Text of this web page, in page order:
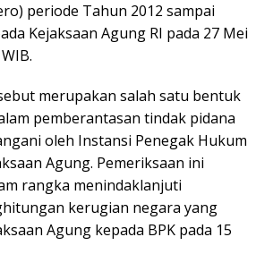
periode Tahun 2012 sampai
Kejaksaan Agung RI pada 27 Mei
merupakan salah satu bentuk
pemberantasan tindak pidana
oleh Instansi Penegak Hukum
Agung. Pemeriksaan ini
rangka menindaklanjuti
kerugian negara yang
Agung kepada BPK pada 15